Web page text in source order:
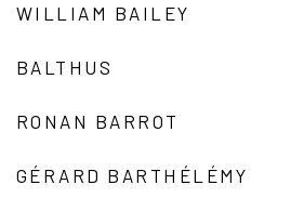
WILLIAM BAILEY
BALTHUS
RONAN BARROT
GÉRARD BARTHÉLÉMY